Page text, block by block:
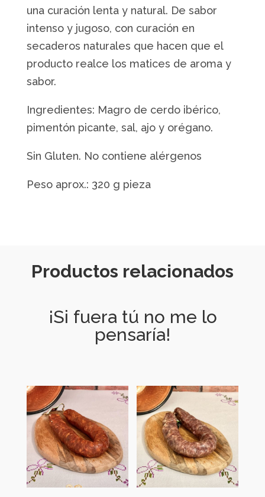
una curación lenta y natural. De sabor
intenso y jugoso, con curación en
secaderos naturales que hacen que el
producto realce los matices de aroma y
sabor.
Ingredientes: Magro de cerdo ibérico,
pimentón picante, sal, ajo y orégano.
Sin Gluten. No contiene alérgenos
Peso aprox.: 320 g pieza
Productos relacionados
¡Si fuera tú no me lo
pensaría!